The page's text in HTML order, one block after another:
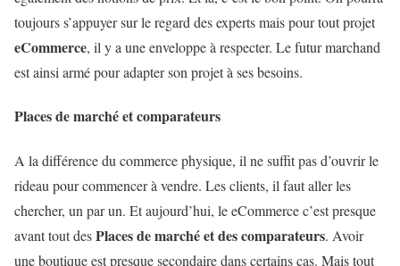
toujours s’appuyer sur le regard des experts mais pour tout projet
eCommerce, il y a une enveloppe à respecter. Le futur marchand
est ainsi armé pour adapter son projet à ses besoins.
Places de marché et comparateurs
A la différence du commerce physique, il ne suffit pas d’ouvrir le
rideau pour commencer à vendre. Les clients, il faut aller les
chercher, un par un. Et aujourd’hui, le eCommerce c’est presque
avant tout desPlaces de marché et des comparateurs. Avoir
une boutique est presque secondaire dans certains cas. Mais tout